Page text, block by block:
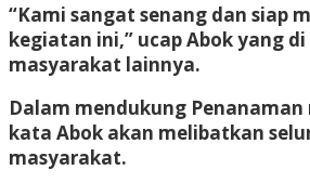
“Kami sangat senang dan siap
kegiatan ini,” ucap Abok yang
masyarakat lainnya.
Dalam mendukung
kata Abok akan melibatkan
masyarakat.